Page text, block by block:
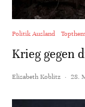
Politik Ausland
Krieg gegen
Elisabeth Koblitz · 28.